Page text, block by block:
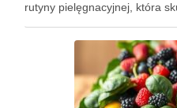
rutyny pielęgnacyjnej, która
aktywnych składników, które